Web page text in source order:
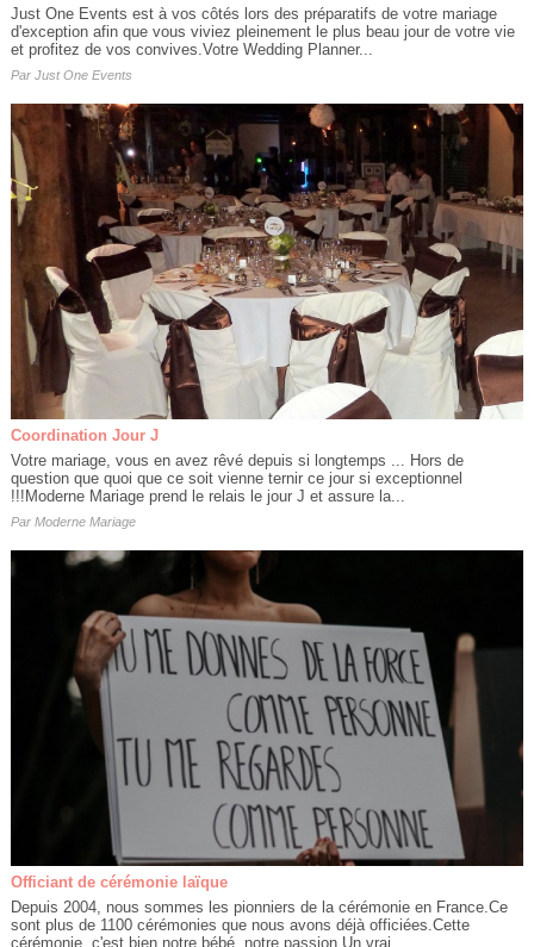
Just One Events est à vos côtés lors des préparatifs de votre mariage
d'exception afin que vous viviez pleinement le plus beau jour de votre vie
et profitez de vos convives.Votre Wedding Planner...
Par Just One Events
Coordination Jour J
Votre mariage, vous en avez rêvé depuis si longtemps ... Hors de
question que quoi que ce soit vienne ternir ce jour si exceptionnel
!!!Moderne Mariage prend le relais le jour J et assure la...
Par Moderne Mariage
Officiant de cérémonie laïque
Depuis 2004, nous sommes les pionniers de la cérémonie en France.Ce
sont plus de 1100 cérémonies que nous avons déjà officiées.Cette
cérémonie, c'est bien notre bébé, notre passion.Un vrai...